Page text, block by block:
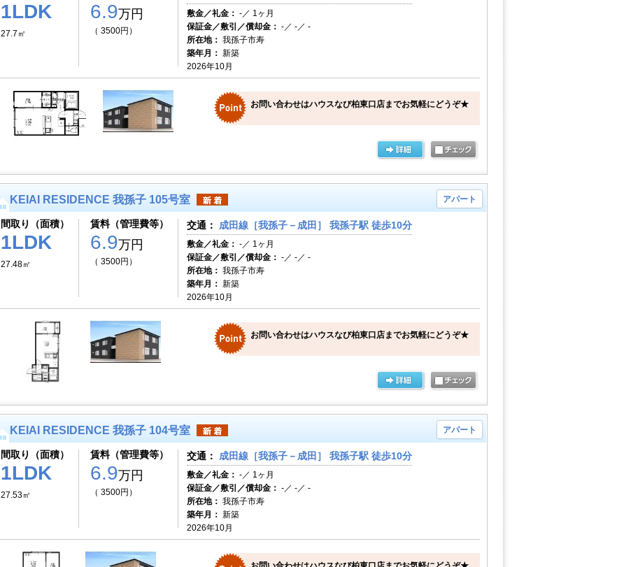
1LDK
27.7㎡
6.9万円
（ 3500円）
敷金／礼金： -／ 1ヶ月
保証金／敷引／償却金： -／ -／ -
所在地： 我孫子市寿
築年月： 新築
2026年10月
お問い合わせはハウスなび柏東口店までお気軽にどうぞ★
KEIAI RESIDENCE 我孫子 105号室 アパート
間取り（面積）
1LDK
27.48㎡
賃料（管理費等）
6.9万円
（ 3500円）
交通： 成田線［我孫子－成田］ 我孫子駅 徒歩10分
敷金／礼金： -／ 1ヶ月
保証金／敷引／償却金： -／ -／ -
所在地： 我孫子市寿
築年月： 新築
2026年10月
お問い合わせはハウスなび柏東口店までお気軽にどうぞ★
KEIAI RESIDENCE 我孫子 104号室 アパート
間取り（面積）
1LDK
27.53㎡
賃料（管理費等）
6.9万円
（ 3500円）
交通： 成田線［我孫子－成田］ 我孫子駅 徒歩10分
敷金／礼金： -／ 1ヶ月
保証金／敷引／償却金： -／ -／ -
所在地： 我孫子市寿
築年月： 新築
2026年10月